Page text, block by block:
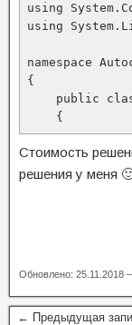
using
using
namespace
{
public
    {
Стоимость
решения у меня
Обновлено: 25.11.2018
← Предыдущая